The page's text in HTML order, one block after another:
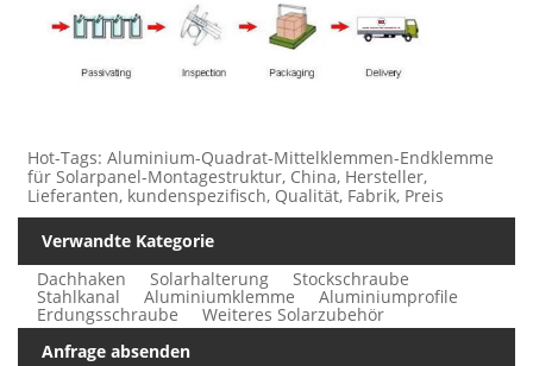
Hot-Tags: Aluminium-Quadrat-Mittelklemmen-Endklemme
für Solarpanel-Montagestruktur, China, Hersteller,
Lieferanten, kundenspezifisch, Qualität, Fabrik, Preis
Verwandte Kategorie
Dachhaken
Solarhalterung Stockschraube
Stahlkanal Aluminiumklemme Aluminiumprofile
Erdungsschraube
Weiteres Solarzubehör
Anfrage absenden